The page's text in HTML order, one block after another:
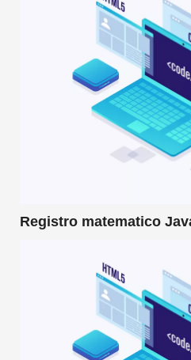
Registro matematico